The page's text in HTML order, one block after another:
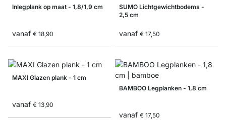
Inlegplank op maat - 1,8/1,9 cm
vanaf € 18,90
SUMO Lichtgewichtbodems -
2,5 cm
vanaf € 17,50
MAXI Glazen plank - 1 cm
vanaf € 13,90
BAMBOO Legplanken - 1,8 cm
vanaf € 17,50